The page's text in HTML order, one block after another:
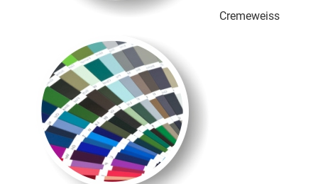
Cremeweiss